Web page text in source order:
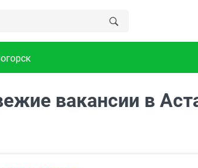
вакансии в